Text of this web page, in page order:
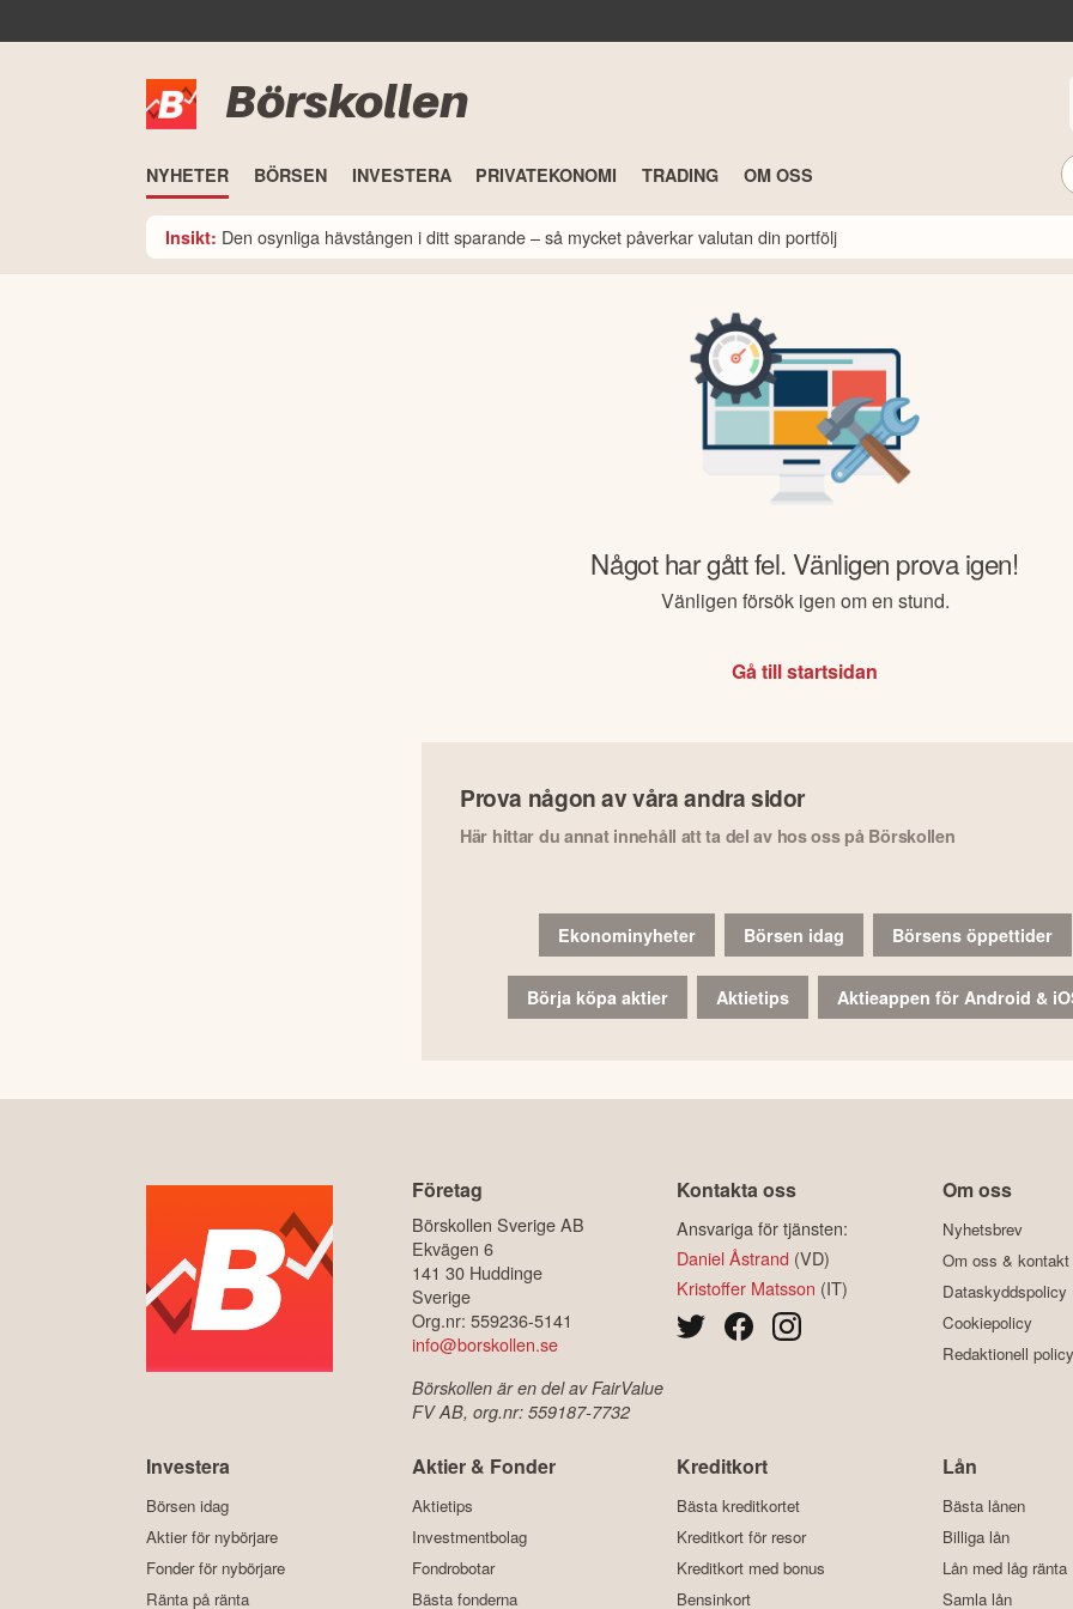
Börskollen
NYHETER BÖRSEN INVESTERA PRIVATEKONOMI TRADING OM OSS
Insikt: Den osynliga hävstången i ditt sparande – så mycket påverkar valutan din portfölj
Något har gått fel. Vänligen prova igen!
Vänligen försök igen om en stund.
Gå till startsidan
Prova någon av våra andra sidor
Här hittar du annat innehåll att ta del av hos oss på Börskollen
Ekonominyheter Börsen idag Börsens öppettider
Börja köpa aktier Aktietips Aktieappen för Android &
Företag
Börskollen Sverige AB
Ekvägen 6
141 30 Huddinge
Sverige
Org.nr: 559236-5141
info@borskollen.se
Börskollen är en del av FairValue
FV AB, org.nr: 559187-7732
Kontakta oss
Ansvariga för tjänsten:
Daniel Åstrand (VD)
Kristoffer Matsson (IT)
Om oss
Nyhetsbrev
Om oss & kontakt
Dataskyddspolicy
Cookiepolicy
Redaktionell policy
Investera
Börsen idag
Aktier för nybörjare
Fonder för nybörjare
Ränta på ränta
Aktier & Fonder
Aktietips
Investmentbolag
Fondrobotar
Bästa fonderna
Kreditkort
Bästa kreditkortet
Kreditkort för resor
Kreditkort med bonus
Bensinkort
Lån
Bästa lånen
Billiga lån
Lån med låg ränta
Samla lån